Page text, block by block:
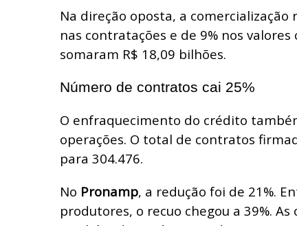
Na direção oposta, a
nas contratações e de 9% nos valores
somaram R$ 18,09 bilhões.
Número de contratos cai 25%
O enfraquecimento do crédito
operações. O total de contratos
para 304.476.
No Pronamp, a redução foi de 21%.
produtores, o recuo chegou a 39%. As